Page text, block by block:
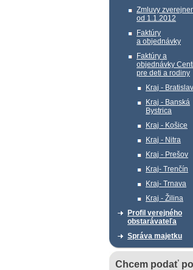
Zmluvy
od 1.1.2012
Faktúry
a objednávky
Faktúry a
objednávky
pre deti a rodiny
Kraj -
Kraj - Banská
Bystrica
Kraj - Košice
Kraj - Nitra
Kraj - Prešov
Kraj- Trenčín
Kraj- Trnava
Kraj - Žilina
Profil verejného
obstarávateľa
Správa majetku
Chcem podať